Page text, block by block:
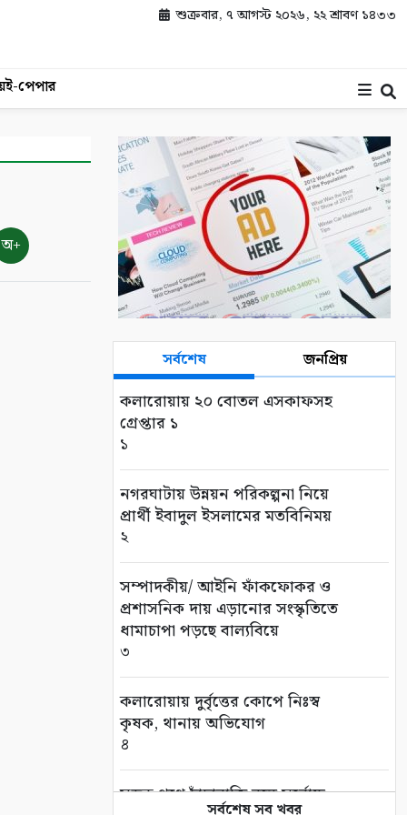
শুক্রবার, ৭ আগস্ট ২০২৬, ২২ শ্রাবণ ১৪৩৩
ই-পেপার
অ+
সর্বশেষ জনপ্রিয়
কলারোয়ায় ২০ বোতল এসকাফসহ
গ্রেপ্তার ১
১
নগরঘাটায় উন্নয়ন পরিকল্পনা নিয়ে
প্রার্থী ইবাদুল ইসলামের মতবিনিময়
২
সম্পাদকীয়/ আইনি ফাঁকফোকর ও
প্রশাসনিক দায় এড়ানোর সংস্কৃতিতে
ধামাচাপা পড়ছে বাল্যবিয়ে
৩
কলারোয়ায় দুর্বৃত্তের কোপে নিঃস্ব
কৃষক, থানায় অভিযোগ
৪
সড়ক পথে চাঁদাবাজি বন্ধে সর্বোচ্চ
সর্বশেষ সব খবর